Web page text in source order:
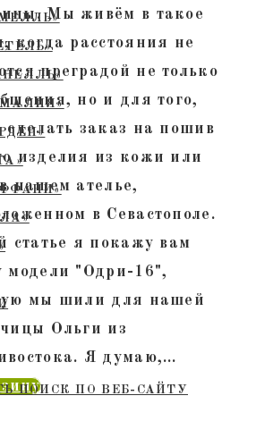
ПОИСК ПО ВЕБ-САЙТУ
Мы живём в такое
когда расстояния не
преградой не только
но и для того,
сделать заказ на пошив
изделия из кожи или
нашем ателье,
в Севастополе.
статье я покажу вам
модели "Одри-16",
мы шили для нашей
Ольги из
Я думаю,…